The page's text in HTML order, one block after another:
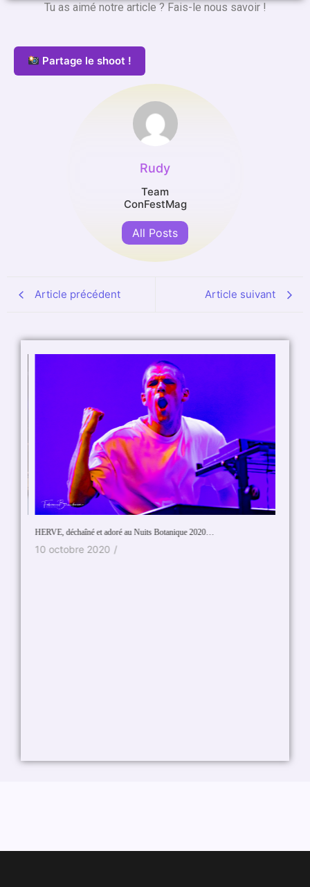
Tu as aimé notre article ? Fais-le nous savoir !
Partage le shoot !
Rudy
Team
ConFestMag
All Posts
Article précédent Article suivant
HERVE, déchaîné et adoré au Nuits Botanique 2020…
10 octobre 2020 /